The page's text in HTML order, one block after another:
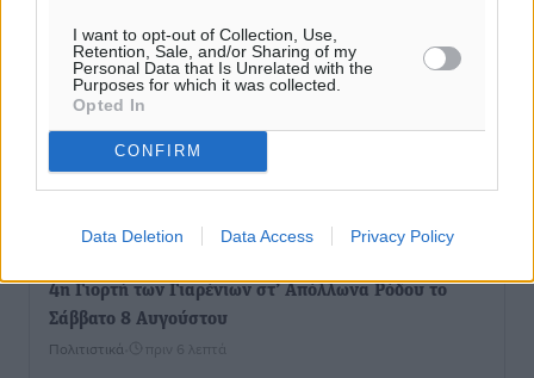
I want to opt-out of Collection, Use,
Retention, Sale, and/or Sharing of my
Personal Data that Is Unrelated with the
Purposes for which it was collected.
Opted In
CONFIRM
Data Deletion Data Access Privacy Policy
4η Γιορτή των Γιαρένιων στ’ Απόλλωνα Ρόδου το
Σάββατο 8 Αυγούστου
Πολιτιστικά πριν 6 λεπτά